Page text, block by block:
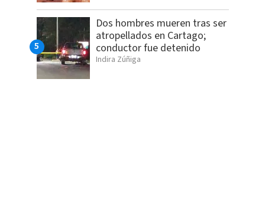
Dos hombres mueren tras ser
atropellados en Cartago;
conductor fue detenido
Indira Zúñiga